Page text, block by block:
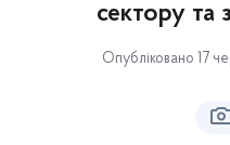
сектору та
Опубліковано 17